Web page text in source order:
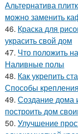
Альтернатива
можно заменить
46. Краска для
украсить свой дом
47. Что положить
Наливные полы
48. Как укрепить
Способы
49. Создание дома
построить дом
50. Улучшение